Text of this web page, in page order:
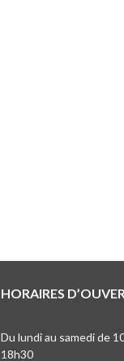
HORAIRES
Du lundi au samedi de
18h30